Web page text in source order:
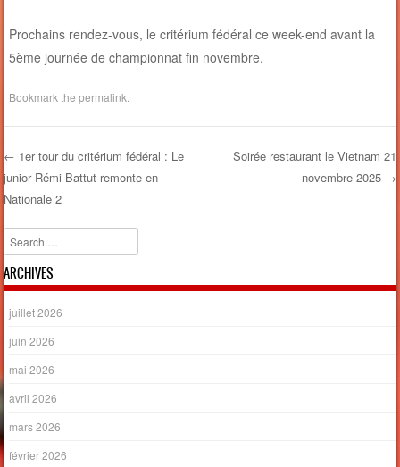
Prochains rendez-vous, le critérium fédéral ce week-end avant la
5ème journée de championnat fin novembre.
Bookmark thepermalink
Post navigation
← 1er tour du critérium fédéral : Le
junior Rémi Battut remonte en
Nationale 2
Soirée restaurant le Vietnam 21
novembre 2025 →
Search
ARCHIVES
juillet 2026
juin 2026
mai 2026
avril 2026
mars 2026
février 2026